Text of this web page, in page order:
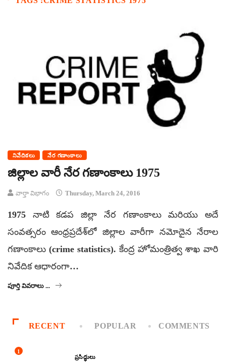
నివేదికలు నేర గణాంకాలు
జిల్లాల వారీ నేర గణాంకాలు 1975
వార్తా విభాగం Thursday, March 24, 2016
1975 నాటి కడప జిల్లా నేర గణాంకాలు మరియు అదే
సంవత్సరం ఆంధ్రప్రదేశ్‌లో జిల్లాల వారీగా నమోదైన నేరాల
గణాంకాలు (crime statistics). కేంద్ర హోమంత్రిత్వ శాఖ వారి
నివేదిక ఆధారంగా…
పూర్తి వివరాలు ...
RECENT POPULAR COMMENTS
1
ప్రసిద్ధులు